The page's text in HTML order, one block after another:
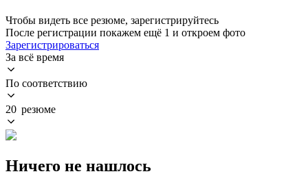
Чтобы видеть все резюме, зарегистрируйтесь
После регистрации покажем ещё 1 и откроем фото
Зарегистрироваться
За всё время
По соответствию
20 резюме
Ничего не нашлось